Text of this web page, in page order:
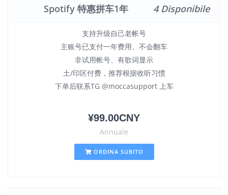
Spotify 特惠拼车1年 4 Disponibile
支持升级自己老帐号
主账号已支付一年费用、不会翻车
非试用帐号、有歌词显示
土/印区付费，推荐根据收听习惯
下单后联系TG @moccasupport 上车
¥99.00CNY
Annuale
ORDINA SUBITO